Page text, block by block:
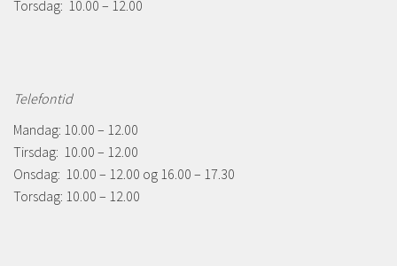
Torsdag: 10.00 – 12.00
Telefontid
Mandag: 10.00 – 12.00
Tirsdag: 10.00 – 12.00
Onsdag: 10.00 – 12.00 og 16.00 – 17.30
Torsdag: 10.00 – 12.00